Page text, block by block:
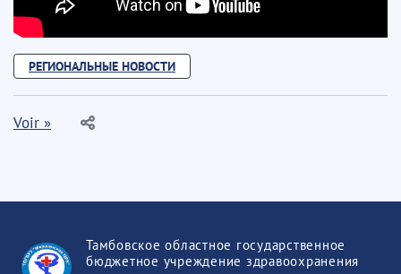
РЕГИОНАЛЬНЫЕ НОВОСТИ
Voir »
Тамбовское областное государственное
бюджетное учреждение здравоохранения